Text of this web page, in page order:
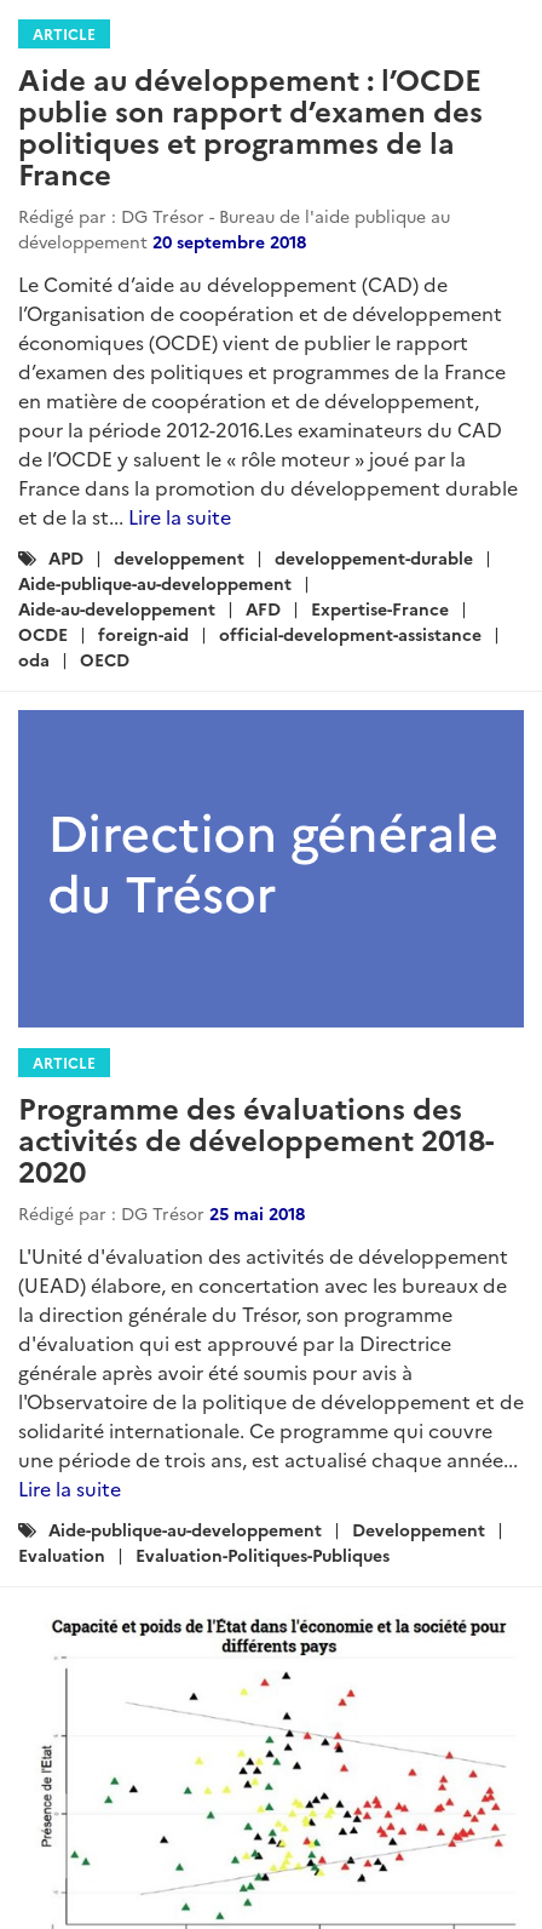
ARTICLE
Aide au développement : l’OCDE
publie son rapport d’examen des
politiques et programmes de la
France
Rédigé par : DG Trésor - Bureau de l'aide publique au
développement 20 septembre 2018
Le Comité d’aide au développement (CAD) de
l’Organisation de coopération et de développement
économiques (OCDE) vient de publier le rapport
d’examen des politiques et programmes de la France
en matière de coopération et de développement,
pour la période 2012-2016.Les examinateurs du CAD
de l’OCDE y saluent le « rôle moteur » joué par la
France dans la promotion du développement durable
et de la st... Lire la suite
Catégories
:
APD developpement
developpement-durable
Aide-publique-au-developpement
Aide-au-developpement
AFD
Expertise-France
OCDE
foreign-aid
official-development-assistance
oda
OECD
ARTICLE
Programme des évaluations des
activités de développement 2018-
2020
Rédigé par : DG Trésor 25 mai 2018
L'Unité d'évaluation des activités de développement
(UEAD) élabore, en concertation avec les bureaux de
la direction générale du Trésor, son programme
d'évaluation qui est approuvé par la Directrice
générale après avoir été soumis pour avis à
l'Observatoire de la politique de développement et de
solidarité internationale. Ce programme qui couvre
une période de trois ans, est actualisé chaque année...
Lire la suite
Catégories
:
Aide-publique-au-developpement
Developpement
Evaluation
Evaluation-Politiques-Publiques